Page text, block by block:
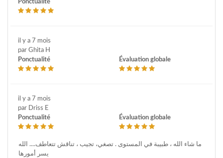
Ponctualité
il y a 7 mois
par Ghita H
Ponctualité
Évaluation globale
il y a 7 mois
par Driss E
Ponctualité
Évaluation globale
ما شاء الله ، طبيبة في المستوى . تصغي، تجيب ، تناقش تتعاطف.... الله
يسر أمورها